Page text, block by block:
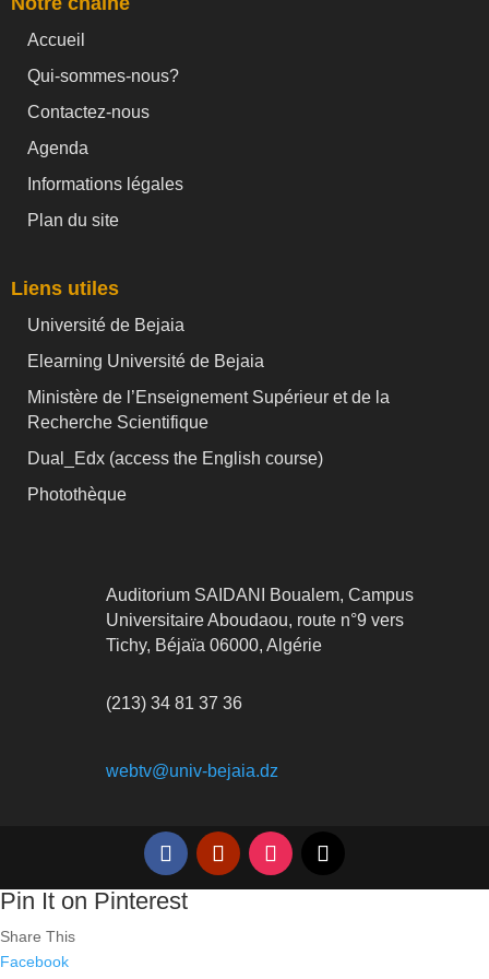
Accueil
Qui-sommes-nous?
Contactez-nous
Agenda
Informations légales
Plan du site
Liens utiles
Université de Bejaia
Elearning Université de Bejaia
Ministère de l’Enseignement Supérieur et de la
Recherche Scientifique
Dual_Edx (access the English course)
Photothèque
Auditorium SAIDANI Boualem, Campus
Universitaire Aboudaou, route n°9 vers
Tichy, Béjaïa 06000, Algérie
(213) 34 81 37 36
webtv@univ-bejaia.dz
Pin It on Pinterest
Share This
Facebook